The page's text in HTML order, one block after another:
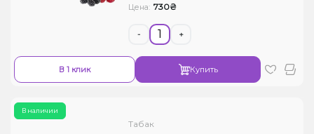
Цена: 730₴
- +
В 1 клик Купить
В наличии
Табак